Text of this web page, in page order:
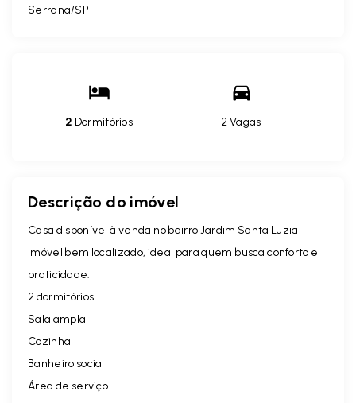
Serrana/SP
2 Dormitórios 2 Vagas
Descrição do imóvel
Casa disponível à venda no bairro Jardim Santa Luzia
Imóvel bem localizado, ideal para quem busca conforto e
praticidade:
2 dormitórios
Sala ampla
Cozinha
Banheiro social
Área de serviço